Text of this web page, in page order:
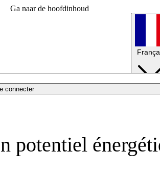
Ga naar de hoofdinhoud
connecter
potentiel